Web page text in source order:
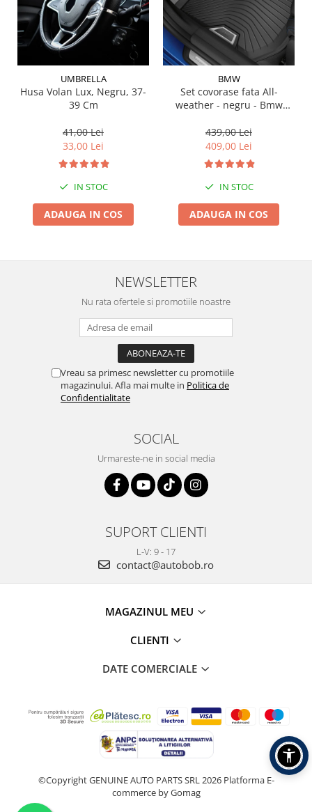
UMBRELLA
Husa Volan Lux, Negru, 37-
39 Cm
41,00 Lei
33,00 Lei
IN STOC
ADAUGA IN COS
BMW
Set covorase fata All-
weather - negru - Bmw
4 G22
439,00 Lei
409,00 Lei
IN STOC
ADAUGA IN COS
NEWSLETTER
Nu rata ofertele si promotiile noastre
Vreau sa primesc newsletter cu promotiile
magazinului. Afla mai multe in Politica de
Confidentialitate
SOCIAL
Urmareste-ne in social media
SUPORT CLIENTI
L-V: 9 - 17
contact@autobob.ro
MAGAZINUL MEU
CLIENTI
DATE COMERCIALE
©Copyright GENUINE AUTO PARTS SRL 2026 Platforma E-
commerce by Gomag